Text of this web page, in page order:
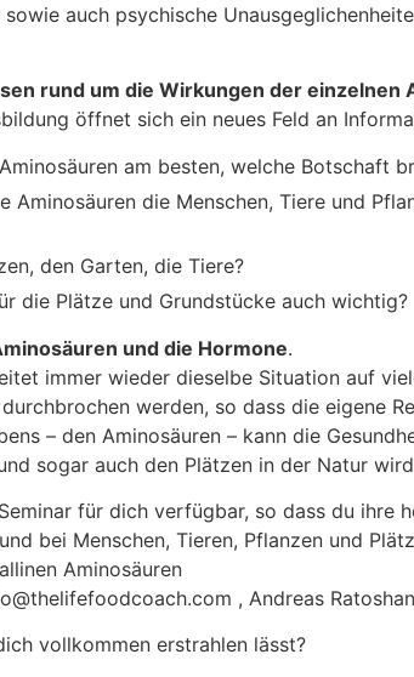
auch psychische
rund um die Wirkungen der einzelnen
öffnet sich ein neues Feld an
am besten, welche Botschaft
Aminosäuren die Menschen, Tiere und
den Garten, die Tiere?
die Plätze und Grundstücke auch wichtig?
und die Hormone.
immer wieder dieselbe Situation auf
werden, so dass die eigene
– den Aminosäuren – kann die
sogar auch den Plätzen in der Natur
für dich verfügbar, so dass du ihre
bei Menschen, Tieren, Pflanzen und
Aminosäuren
, Andreas
vollkommen erstrahlen lässt?